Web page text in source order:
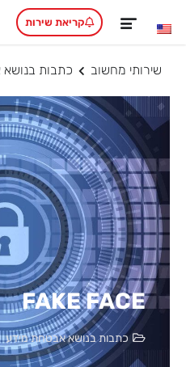
קריאת שירות
שירותי מחשוב כתבות
FAKE FACE
כתבות בנושא אבטחת מידע